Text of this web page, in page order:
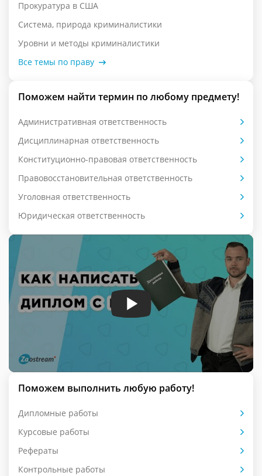
Прокуратура в США
Система, природа криминалистики
Уровни и методы криминалистики
Все темы по праву
Поможем найти термин по любому предмету!
Административная ответственность
Дисциплинарная ответственность
Конституционно-правовая ответственность
Правовосстановительная ответственность
Уголовная ответственность
Юридическая ответственность
Поможем выполнить любую работу!
Дипломные работы
Курсовые работы
Рефераты
Контрольные работы